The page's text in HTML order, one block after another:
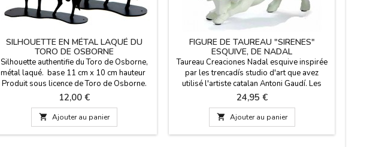
SILHOUETTE EN MÉTAL LAQUÉ DU
TORO DE OSBORNE
Silhouette authentifie du Toro de Osborne,
métal laqué. base 11 cm x 10 cm hauteur
Produit sous licence de Toro de Osborne.
Prix
12,00 €
 Ajouter au panier
FIGURE DE TAUREAU "SIRENES"
ESQUIVE, DE NADAL
Taureau Creaciones Nadal esquive inspirée
par les trencadís studio d'art que avez
utilisé l'artiste catalan Antoni Gaudí. Les
sculptures se distinguent par leur créativité,
leur perfection et de beauté. Ils sont des
éditions limitées, marquées avec le numéro
de série. Ces taureaux sont disponibles en
noir et blanc et en deux tailles. Grand: 22 cm
Prix
24,95 €
 Ajouter au panier